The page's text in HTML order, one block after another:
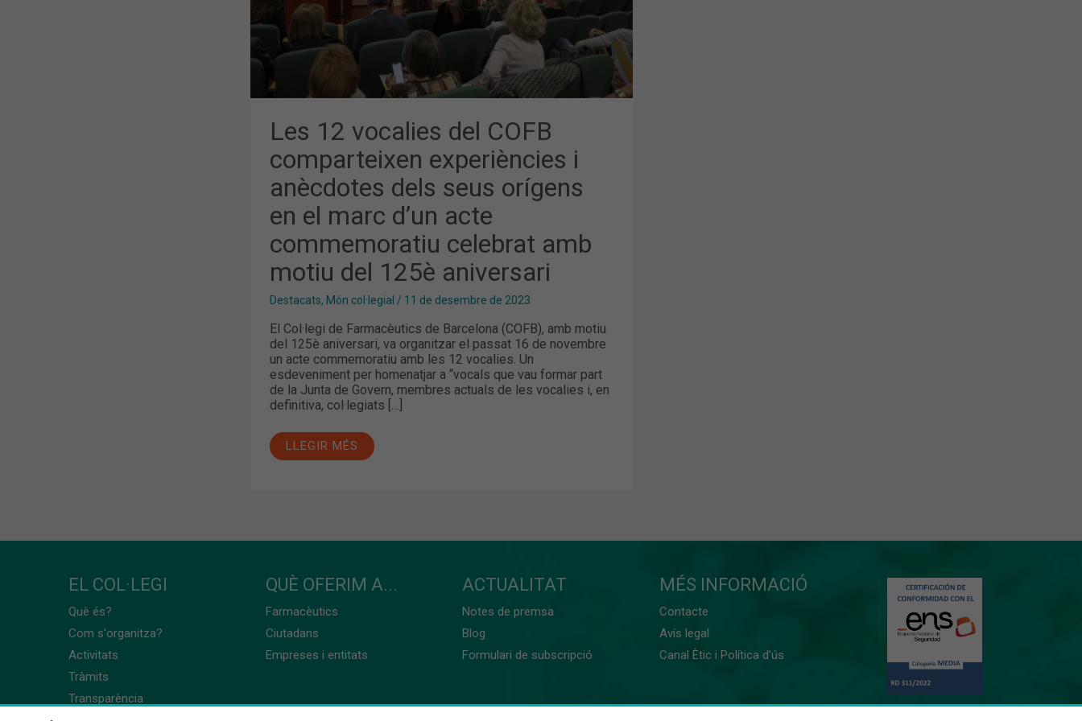
Les 12 vocalies del COFB
comparteixen experiències i
anècdotes dels seus orígens
en el marc d’un acte
commemoratiu celebrat amb
motiu del 125è aniversari
Destacats, Món col·legial / 11 de desembre de 2023
El Col·legi de Farmacèutics de Barcelona (COFB), amb motiu
del 125è aniversari, va organitzar el passat 16 de novembre
un acte commemoratiu amb les 12 vocalies. Un
esdeveniment per homenatjar a “vocals que vau formar part
de la Junta de Govern, membres actuals de les vocalies i, en
definitiva, col·legiats […]
ORÍGENS
EL
MARC
COMMEMORATIU
CELEBRAT
MOTIU
DEL
ANIVERSARI
LLEGIR MÉS
EL COL·LEGI
Què és?
Com s'organitza?
Activitats
Tràmits
Transparència
QUÈ OFERIM A...
Farmacèutics
Ciutadans
Empreses i entitats
ACTUALITAT
Notes de premsa
Blog
Formulari de subscripció
MÉS INFORMACIÓ
Contacte
Avís legal
Canal Ètic i Política d’ús